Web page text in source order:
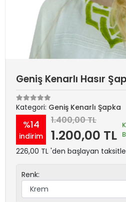
Geniş Kenarlı Hasır
Kategori: Geniş Kenarlı Şapka
%14
indirim
1.400,00 TL
1.200,00 TL
226,00 TL 'den başlayan
Renk: